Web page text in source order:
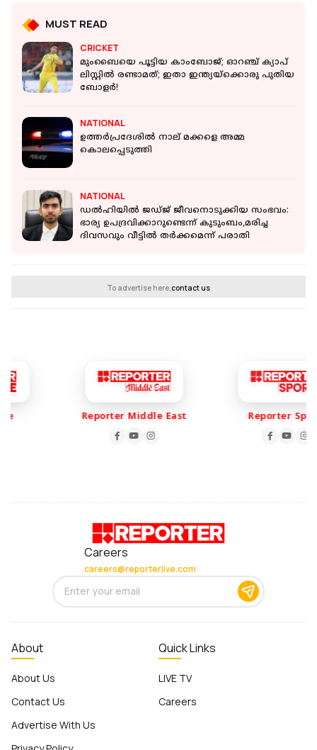
MUST READ
CRICKET
മുംബൈയെ പൂട്ടിയ കാംബോജ്; ഓറഞ്ച് ക്യാപ്
ലിസ്റ്റിൽ രണ്ടാമത്; ഇതാ ഇന്ത്യയ്‌ക്കൊരു പുതിയ
ബോളർ!
NATIONAL
ഉത്തര്‍പ്രദേശില്‍ നാല് മക്കളെ അമ്മ
കൊലപ്പെടുത്തി
NATIONAL
ഡൽഹിയിൽ ജഡ്ജ് ജീവനൊടുക്കിയ സംഭവം:
ഭാര്യ ഉപദ്രവിക്കാറുണ്ടെന്ന് കുടുംബം,മരിച്ച
ദിവസവും വീട്ടിൽ തർക്കമെന്ന് പരാതി
To advertise here,contact us
Reporter Middle East Reporter Sports
Careers
careers@reporterlive.com
About
About Us
Contact Us
Advertise With Us
Quick Links
LIVE TV
Careers